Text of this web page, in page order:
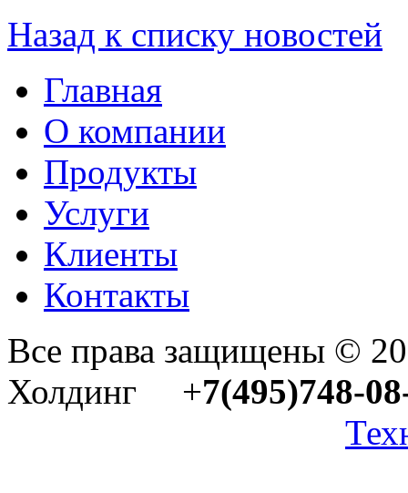
Назад к списку новостей
Главная
О компании
Продукты
Услуги
Клиенты
Контакты
Все права защищены ©
Холдинг +7(495)748-